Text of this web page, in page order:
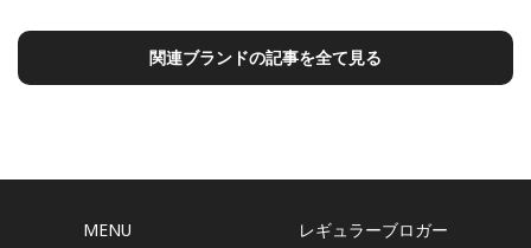
関連ブランドの記事を全て見る
MENU
レギュラーブロガー